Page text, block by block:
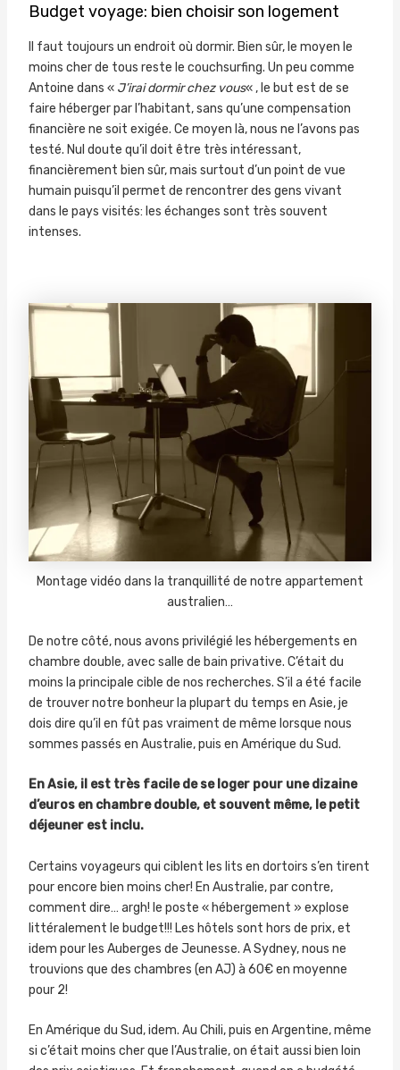
Budget voyage: bien choisir son logement
Il faut toujours un endroit où dormir. Bien sûr, le moyen le
moins cher de tous reste le couchsurfing. Un peu comme
Antoine dans « J’irai dormir chez vous« , le but est de se
faire héberger par l’habitant, sans qu’une compensation
financière ne soit exigée. Ce moyen là, nous ne l’avons pas
testé. Nul doute qu’il doit être très intéressant,
financièrement bien sûr, mais surtout d’un point de vue
humain puisqu’il permet de rencontrer des gens vivant
dans le pays visités: les échanges sont très souvent
intenses.
Montage vidéo dans la tranquillité de notre appartement
australien…
De notre côté, nous avons privilégié les hébergements en
chambre double, avec salle de bain privative. C’était du
moins la principale cible de nos recherches. S’il a été facile
de trouver notre bonheur la plupart du temps en Asie, je
dois dire qu’il en fût pas vraiment de même lorsque nous
sommes passés en Australie, puis en Amérique du Sud.
En Asie, il est très facile de se loger pour une dizaine
d’euros en chambre double, et souvent même, le petit
déjeuner est inclu.
Certains voyageurs qui ciblent les lits en dortoirs s’en tirent
pour encore bien moins cher! En Australie, par contre,
comment dire… argh! le poste « hébergement » explose
littéralement le budget!!! Les hôtels sont hors de prix, et
idem pour les Auberges de Jeunesse. A Sydney, nous ne
trouvions que des chambres (en AJ) à 60€ en moyenne
pour 2!
En Amérique du Sud, idem. Au Chili, puis en Argentine, même
si c’était moins cher que l’Australie, on était aussi bien loin